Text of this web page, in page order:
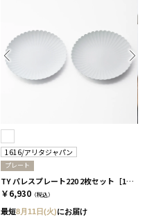
1616/アリタジャパン
プレート
TY パレスプレート220 2枚セット［1616/アリタジャパン］
￥6,930 （税込）
最短8月11日(火)にお届け